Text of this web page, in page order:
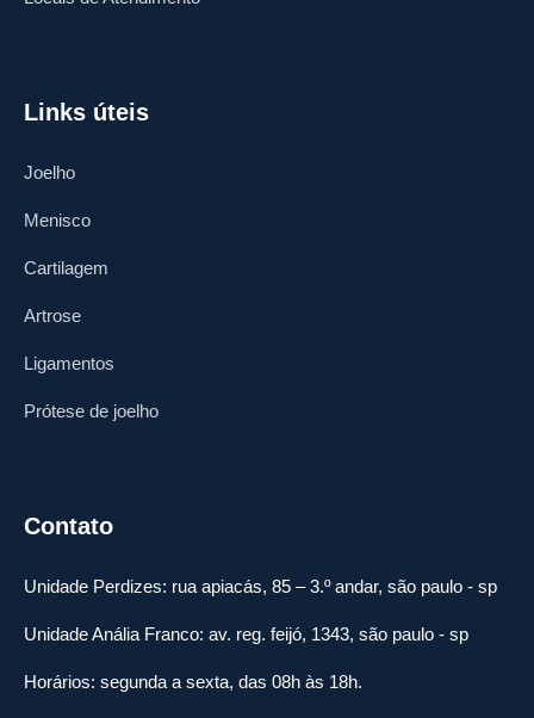
Links úteis
Joelho
Menisco
Cartilagem
Artrose
Ligamentos
Prótese de joelho
Contato
Unidade Perdizes: rua apiacás, 85 – 3.º andar, são paulo - sp
Unidade Anália Franco: av. reg. feijó, 1343, são paulo - sp
Horários: segunda a sexta, das 08h às 18h.